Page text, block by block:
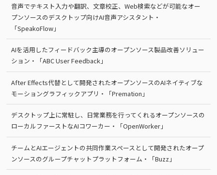
音声でテキスト入力や翻訳、文章校正、Web検索などが可能なオー
プンソースのデスクトップ向けAI音声アシスタント・
「SpeakoFlow」
AIを活用したフィードバック主導のオープンソース製品改善ソリュー
ション・「ABC User Feedback」
After Effects代替として開発されたオープンソースのAIネイティブな
モーショングラフィックアプリ・「Premation」
デスクトップ上に常駐し、日常業務を行ってくれるオープンソースの
ローカルファーストなAIコワーカー・「OpenWorker」
チームとAIエージェントの共同作業スペースとして開発されたオープ
ンソースのグループチャットプラットフォーム・「Buzz」